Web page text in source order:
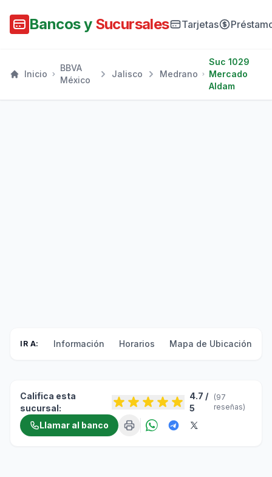
Bancos y Sucursales Tarjetas
Inicio
BBVA
México
Jalisco Medrano
Suc 1029
Mercado
Aldam
IR A: Información Horarios Mapa de Ubicación
Califica esta
sucursal:
4.7 /
5
(97
reseñas)
Llamar al banco